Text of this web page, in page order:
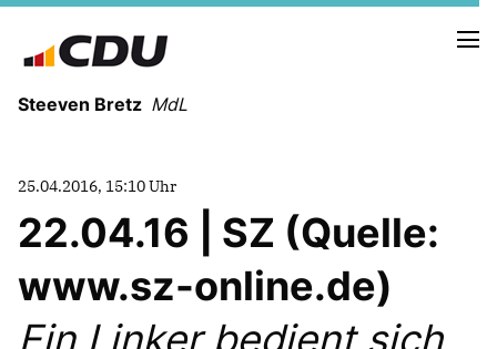
Steeven Bretz MdL
VITA
WAHLKREISBESUCHE
PRESSEFOTOS
25.04.2016, 15:10 Uhr
22.04.16 | SZ (Quelle:
www.sz-online.de)
Ein Linker bedient sich